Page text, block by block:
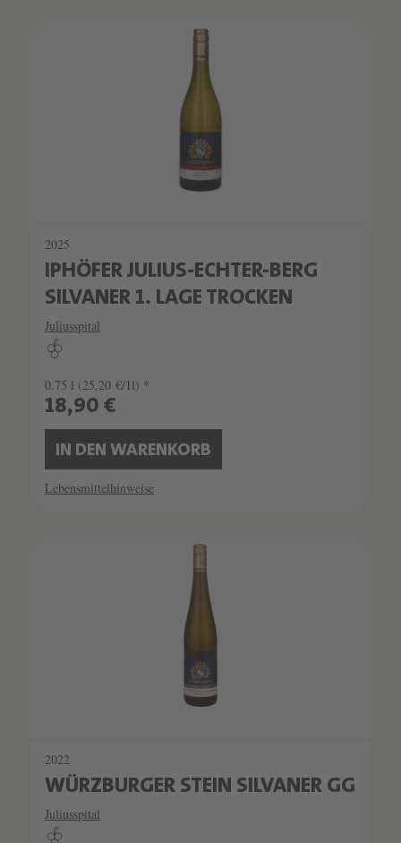
2025
IPHÖFER JULIUS-ECHTER-BERG
SILVANER 1. LAGE TROCKEN
Juliusspital
0.75 l (25,20 €/1l) *
18,90 €
IN DEN WARENKORB
Lebensmittelhinweise
2022
WÜRZBURGER STEIN SILVANER GG
Juliusspital